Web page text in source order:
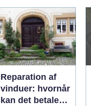
Reparation af
vinduer: hvornår
kan det betale